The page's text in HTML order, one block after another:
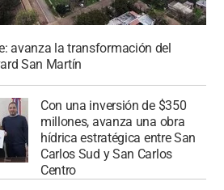
avanza la transformación del
San Martín
Con una inversión de $350
millones, avanza una obra
hídrica estratégica entre San
Carlos Sud y San Carlos
Centro